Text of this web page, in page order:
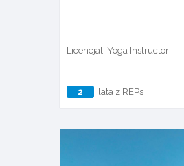
Licencjat, Yoga Instructor
2 lata z REPs